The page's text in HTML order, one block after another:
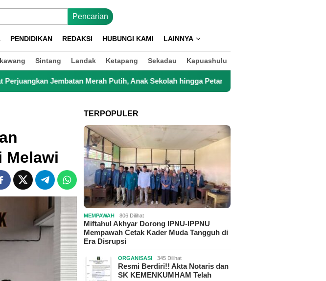
Pencarian
PENDIDIKAN REDAKSI HUBUNGI KAMI LAINNYA
Sintang Landak Ketapang Sekadau Kapuashulu
Putih, Anak Sekolah hingga Petani Kini Kembali Lancar Beraktivitas
Melawi
TERPOPULER
MEMPAWAH 806 Dilihat
Miftahul Akhyar Dorong IPNU-IPPNU
Mempawah Cetak Kader Muda Tangguh di
Era Disrupsi
ORGANISASI 345 Dilihat
Resmi Berdiri!! Akta Notaris dan
SK KEMENKUMHAM Telah